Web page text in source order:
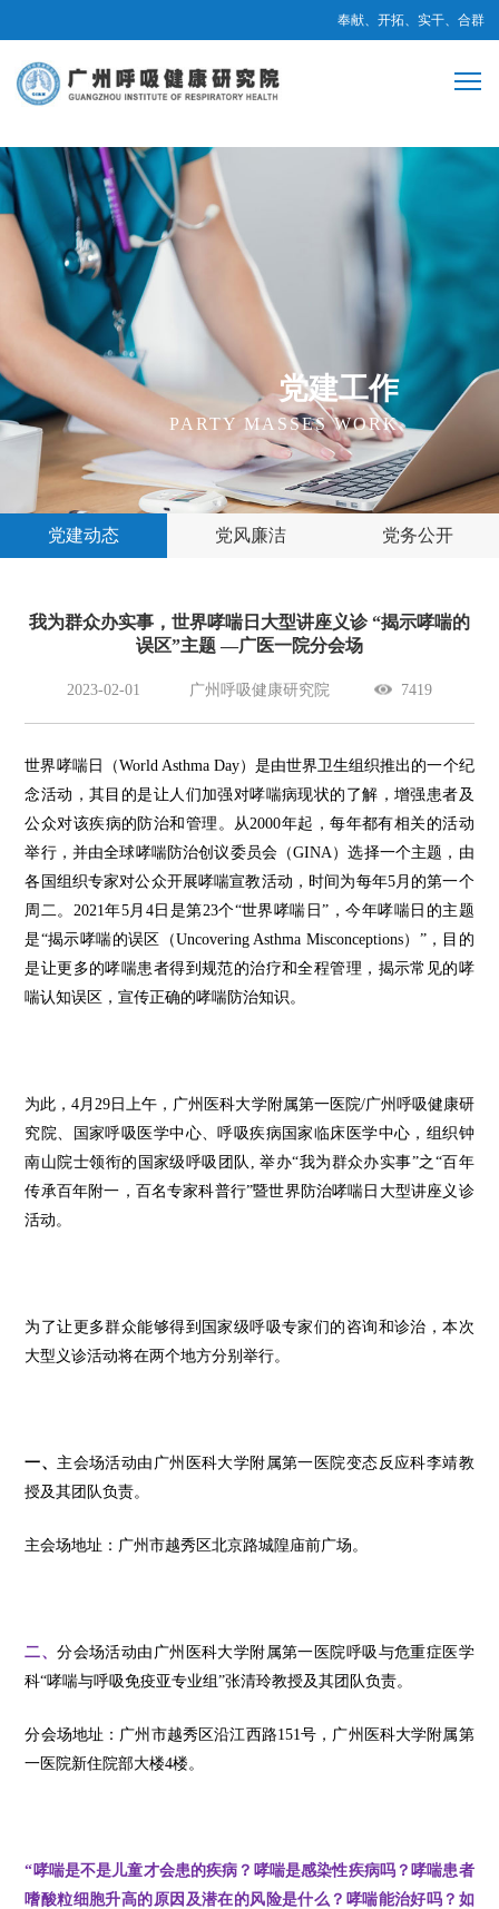
奉献、开拓、实干、合群
党建工作
PARTY MASSES WORK
党建动态 党风廉洁 党务公开
我为群众办实事，世界哮喘日大型讲座义诊 “揭示哮喘的
误区”主题 —广医一院分会场
2023-02-01 广州呼吸健康研究院 7419
世界哮喘日（World Asthma Day）是由世界卫生组织推出的一个纪
念活动，其目的是让人们加强对哮喘病现状的了解，增强患者及
公众对该疾病的防治和管理。从2000年起，每年都有相关的活动
举行，并由全球哮喘防治创议委员会（GINA）选择一个主题，由
各国组织专家对公众开展哮喘宣教活动，时间为每年5月的第一个
周二。2021年5月4日是第23个“世界哮喘日”，今年哮喘日的主题
是“揭示哮喘的误区（Uncovering Asthma Misconceptions）”，目的
是让更多的哮喘患者得到规范的治疗和全程管理，揭示常见的哮
喘认知误区，宣传正确的哮喘防治知识。
为此，4月29日上午，广州医科大学附属第一医院/广州呼吸健康研
究院、国家呼吸医学中心、呼吸疾病国家临床医学中心，组织钟
南山院士领衔的国家级呼吸团队, 举办“我为群众办实事”之“百年
传承百年附一，百名专家科普行”暨世界防治哮喘日大型讲座义诊
活动。
为了让更多群众能够得到国家级呼吸专家们的咨询和诊治，本次
大型义诊活动将在两个地方分别举行。
一、 主会场活动由广州医科大学附属第一医院变态反应科李靖教
授及其团队负责。
主会场地址：广州市越秀区北京路城隍庙前广场。
二、分会场活动由广州医科大学附属第一医院呼吸与危重症医学
科“哮喘与呼吸免疫亚专业组”张清玲教授及其团队负责。
分会场地址：广州市越秀区沿江西路151号，广州医科大学附属第
一医院新住院部大楼4楼。
“哮喘是不是儿童才会患的疾病？哮喘是感染性疾病吗？哮喘患者
嗜酸粒细胞升高的原因及潜在的风险是什么？哮喘能治好吗？如